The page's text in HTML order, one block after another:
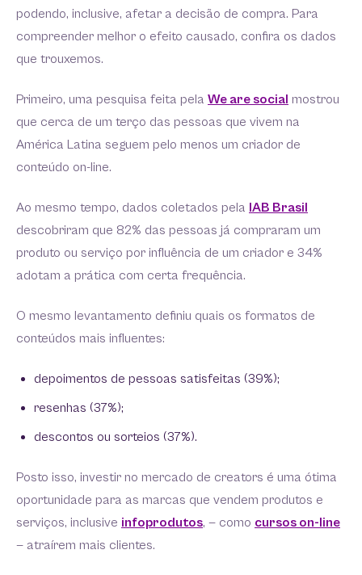
podendo, inclusive, afetar a decisão de compra. Para
compreender melhor o efeito causado, confira os dados
que trouxemos.
Primeiro, uma pesquisa feita pela We are social mostrou
que cerca de um terço das pessoas que vivem na
América Latina seguem pelo menos um criador de
conteúdo on-line.
Ao mesmo tempo, dados coletados pela IAB Brasil
descobriram que 82% das pessoas já compraram um
produto ou serviço por influência de um criador e 34%
adotam a prática com certa frequência.
O mesmo levantamento definiu quais os formatos de
conteúdos mais influentes:
depoimentos de pessoas satisfeitas (39%);
resenhas (37%);
descontos ou sorteios (37%).
Posto isso, investir no mercado de creators é uma ótima
oportunidade para as marcas que vendem produtos e
serviços, inclusive infoprodutos, — como cursos on-line
— atraírem mais clientes.